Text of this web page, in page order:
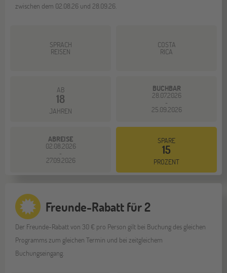
zwischen dem 02.08.26 und 28.09.26.
SPRACH
REISEN
COSTA
RICA
AB
18
JAHREN
BUCHBAR
28.07.2026
-
25.09.2026
ABREISE
02.08.2026
-
27.09.2026
SPARE
15
PROZENT
Freunde-Rabatt für 2
Der Freunde-Rabatt von 30 € pro Person gilt bei Buchung des gleichen
Programms zum gleichen Termin und bei zeitgleichem
Buchungseingang.